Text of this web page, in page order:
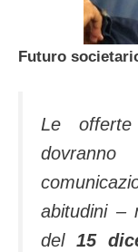
Futuro
Le
abitudini –
del 15